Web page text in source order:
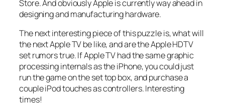
Store. And obviously Apple is currently way ahead in
designing and manufacturing hardware.
The next interesting piece of this puzzle is, what will
the next Apple TV be like, and are the Apple HDTV
set rumors true. If Apple TV had the same graphic
processing internals as the iPhone, you could just
run the game on the set top box, and purchase a
couple iPod touches as controllers. Interesting
times!